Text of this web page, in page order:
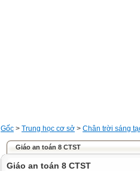
Gốc > Trung học cơ sở > Chân trời sáng
Giáo an toán 8 CTST
Giáo an toán 8 CTST